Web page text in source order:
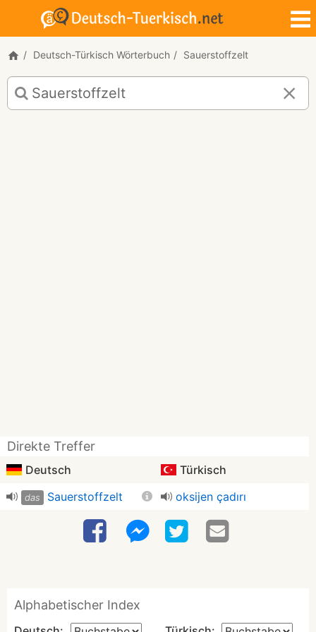
Deutsch-Türkisch Wörterbuch Sauerstoffzelt
Deutsch-
Türkisch
Übersetzung
Direkte Treffer
Deutsch Türkisch
das Sauerstoffzelt oksijen çadırı
Alphabetischer Index